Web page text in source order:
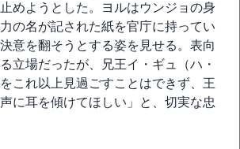
めようとした。ヨルはウンジョの身
の名が記された紙を官庁に持ってい
意を翻そうとする姿を見せる。表向
立場だったが、兄王イ・ギュ（ハ・
これ以上見過ごすことはできず、王
に耳を傾けてほしい」と、切実な忠